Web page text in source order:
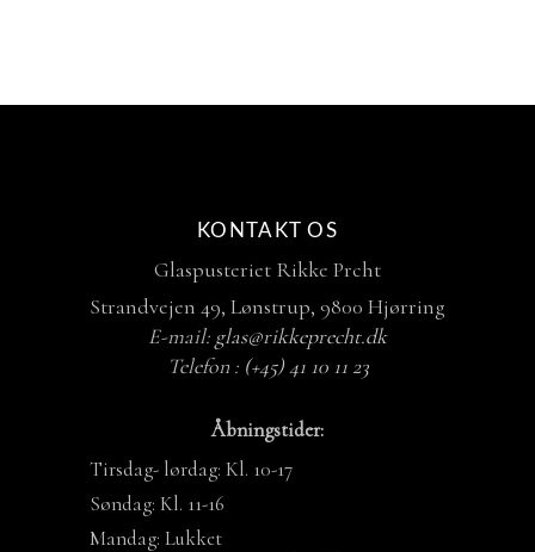
KONTAKT OS
Glaspusteriet Rikke Prcht
Strandvejen 49, Lønstrup, 9800 Hjørring
E-mail: glas@rikkeprecht.dk
Telefon : (+45) 41 10 11 23
Åbningstider:
Tirsdag- lørdag: Kl. 10-17
Søndag: Kl. 11-16
Mandag: Lukket